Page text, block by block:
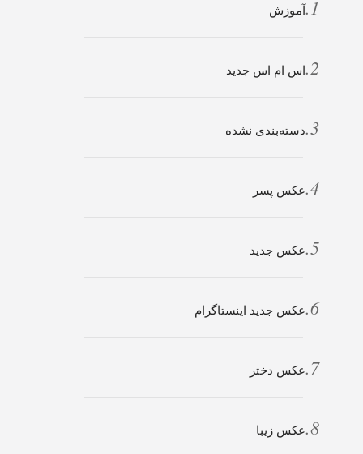
آموزش
اس ام اس جدید
دسته‌بندی نشده
عکس پسر
عکس جدید
عکس جدید اینستاگرام
عکس دختر
عکس زیبا